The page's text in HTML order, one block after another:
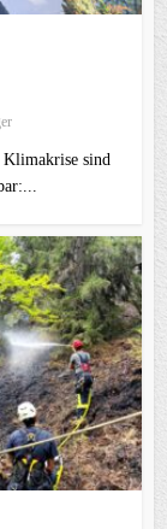
Klimakrise sind